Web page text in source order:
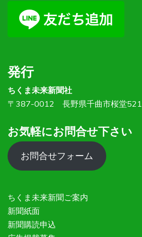
発行
ちくま未来新聞社
〒387-0012 長野県千曲市桜堂521
お気軽にお問合せ下さい
お問合せフォーム
ちくま未来新聞ご案内
新聞紙面
新聞購読申込